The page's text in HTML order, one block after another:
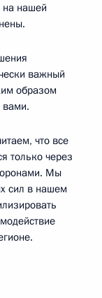
на нашей
важный
образом
вами.
что все
только через
Мы
сил в нашем